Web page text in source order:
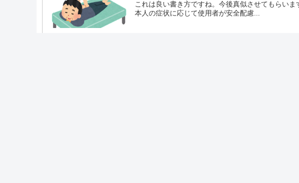
これは良い書き方ですね。今後真似させてもらい
本人の症状に応じて使用者が安全配慮...